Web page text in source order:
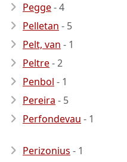
Pegge- 4
Pelletan - 5
Pelt, van - 1
Peltre- 2
Penbol - 1
Pereira - 5
Perfondevau - 1
Perizonius - 1